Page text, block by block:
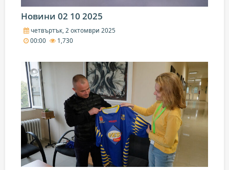
Новини 02 10 2025
четвъртък, 2 октомври 2025
00:00
1,730